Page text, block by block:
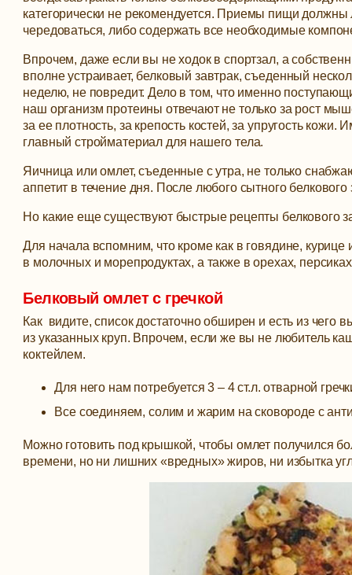
категорически не рекомендуется. Приемы пищи должны
чередоваться, либо содержать все необходимые
Впрочем, даже если вы не ходок в спортзал, а
вполне устраивает, белковый завтрак, съеденный
неделю, не повредит. Дело в том, что именно
наш организм протеины отвечают не только за рост
за ее плотность, за крепость костей, за упругость кожи.
главный стройматериал для нашего тела.
Яичница или омлет, съеденные с утра, не только
аппетит в течение дня. После любого сытного
Но какие еще существуют быстрые рецепты
Для начала вспомним, что кроме как в говядине,
в молочных и морепродуктах, а также в орехах,
Белковый омлет с гречкой
Как видите, список достаточно обширен и есть из
из указанных круп. Впрочем, если же вы не любитель
коктейлем.
Для него нам потребуется 3 – 4 ст.л. отварной
Все соединяем, солим и жарим на сковороде с
Можно готовить под крышкой, чтобы омлет получился
времени, но ни лишних «вредных» жиров, ни избытка